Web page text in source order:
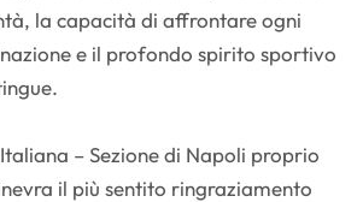
la capacità di affrontare ogni
e il profondo spirito sportivo
– Sezione di Napoli proprio
il più sentito ringraziamento